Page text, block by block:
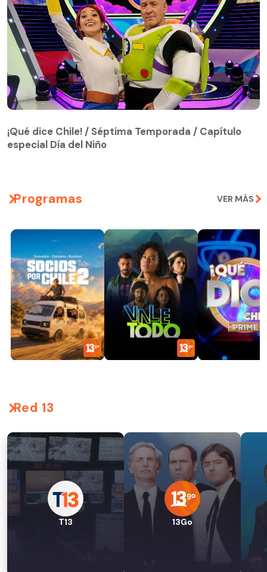
especial Día del Niño
¡Qué dice Chile! / Séptima Temporada / Capítulo
especial Día del Niño
Programas VER MÁS
Red 13
T13 13Go